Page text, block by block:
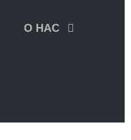
О НАС